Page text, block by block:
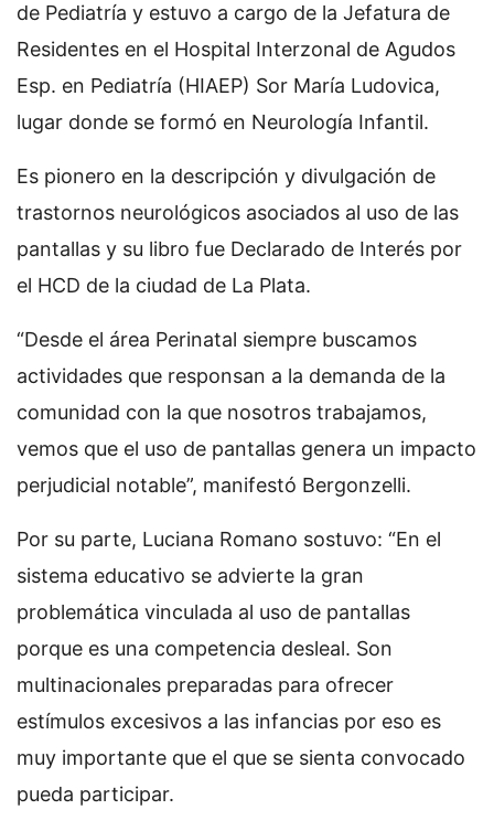
de Pediatría y estuvo a cargo de la Jefatura de
Residentes en el Hospital Interzonal de Agudos
Esp. en Pediatría (HIAEP) Sor María Ludovica,
lugar donde se formó en Neurología Infantil.
Es pionero en la descripción y divulgación de
trastornos neurológicos asociados al uso de las
pantallas y su libro fue Declarado de Interés por
el HCD de la ciudad de La Plata.
“Desde el área Perinatal siempre buscamos
actividades que responsan a la demanda de la
comunidad con la que nosotros trabajamos,
vemos que el uso de pantallas genera un impacto
perjudicial notable”, manifestó Bergonzelli.
Por su parte, Luciana Romano sostuvo: “En el
sistema educativo se advierte la gran
problemática vinculada al uso de pantallas
porque es una competencia desleal. Son
multinacionales preparadas para ofrecer
estímulos excesivos a las infancias por eso es
muy importante que el que se sienta convocado
pueda participar.